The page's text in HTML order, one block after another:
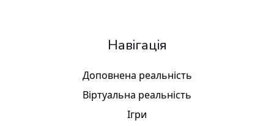
Навігація
Доповнена реальність
Віртуальна реальність
Ігри